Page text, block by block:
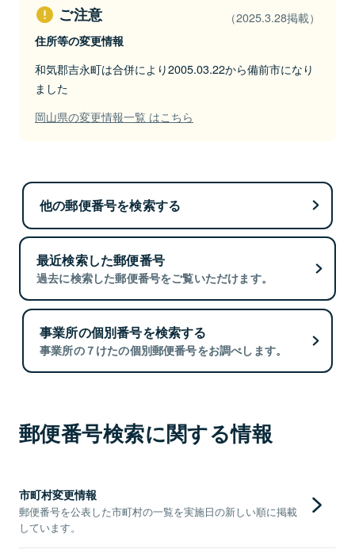
ご注意 （2025.3.28掲載）
住所等の変更情報
和気郡吉永町は合併により2005.03.22から備前市になり
ました
岡山県の変更情報一覧 はこちら
他の郵便番号を検索する
最近検索した郵便番号
過去に検索した郵便番号をご覧いただけます。
事業所の個別番号を検索する
事業所の７けたの個別郵便番号をお調べします。
郵便番号検索に関する情報
市町村変更情報
郵便番号を公表した市町村の一覧を実施日の新しい順に掲載
しています。